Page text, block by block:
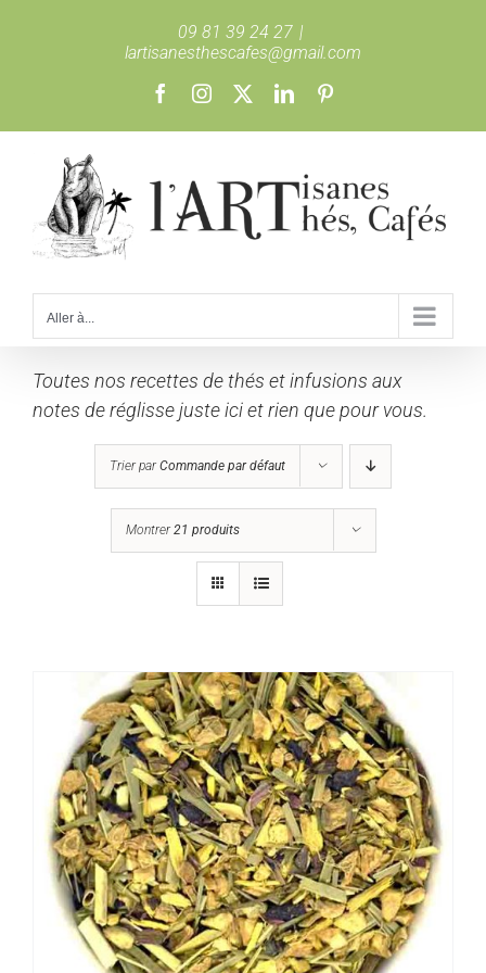
09 81 39 24 27 |
lartisanesthescafes@gmail.com
FacebookInstagram LinkedIn
Aller à...
Toutes nos recettes de thés et infusions aux
notes de réglisse juste ici et rien que pour vous.
Trier parCommande par défaut
Montrer21 produits